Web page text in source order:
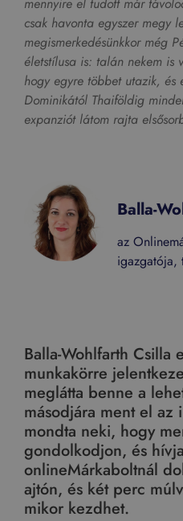
csak havonta egyszer megy
megismerkedésünkkor még
életstílusa is: talán nekem is
hogy egyre többet utazik,
Dominikától Thaiföldig
expanziót látom rajta
Balla-
az
igazgatója,
Balla-Wohlfarth Csilla
munkakörre
meglátta benne a
másodjára ment el az
mondta neki, hogy
gondolkodjon, és
onlineMárkaboltnál
ajtón, és két perc
mikor kezdhet.